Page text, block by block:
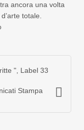
ancora una volta
totale.
" Label 33
Stampa